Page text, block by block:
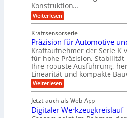
r
g
l
c
h
l
g
e
w
n
d
e
t
r
i
e
a
t
z
u
n
d
A
u
f
t
a
g
h
i
n
Z
e
e
n
v
o
n
K
I
w
i
c
Konstruktion…
Weiterlesen:
Z
h
n
s
t
a
n
g
e
n
e
t
Kraftsensorserie
Präzision für Automotive
Kraftaufnehmer der Serie K
für hohe Präzision, Stabilität
Ihre robuste Ausführung,
Linearität und kompakte
Weiterlesen:
P
ä
z
Jetzt auch als Web-App
Digitaler Werkzeugkreislauf